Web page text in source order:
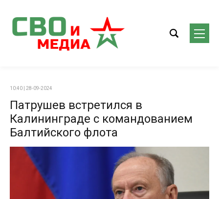
10:40 | 28-09-2024
Патрушев встретился в
Калининграде с командованием
Балтийского флота